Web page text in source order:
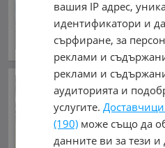
Цената е
юли 2007 г.,
обл. Бургас,
Украйна
система
преди 2 часа
вашия IP адрес,
идентификатори и
сърфиране, за
реклами и
реклами и
аудиторията и
услугите.
(190) може също да
данните ви за тези и